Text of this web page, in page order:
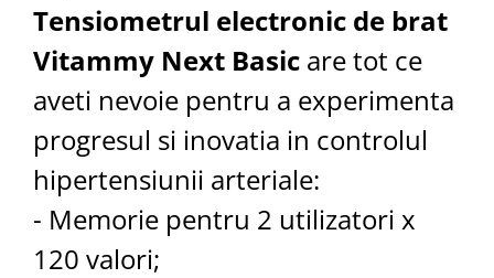
Tensiometrul electronic de brat
Vitammy Next Basic are tot ce
aveti nevoie pentru a experimenta
progresul si inovatia in controlul
hipertensiunii arteriale:
- Memorie pentru 2 utilizatori x
120 valori;